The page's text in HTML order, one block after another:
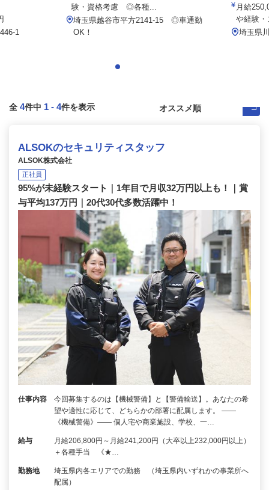
1
験・資格考慮 ◎各種...
埼玉県越谷市平方2141-15 ◎車通勤
OK！
月給
や経験
埼玉県
全 4件中 1 - 4件を表示
ALSOKのセキュリティスタッフ
ALSOK株式会社
正社員
95%が未経験スタート｜1年目で月収32万円以上も！｜賞
与平均137万円｜20代30代多数活躍中！
仕事内容
今回募集するのは【機械警備】と【警備輸送】。あなたの希
望や適性に応じて、どちらかの部署に配属します。 ――
《機械警備》―― 個人宅や商業施設、学校、一…
給与
月給206,800円～月給241,200円（大卒以上232,000円以上）
＋各種手当 《★…
勤務地
埼玉県内各エリアでの勤務 （埼玉県内いずれかの事業所へ
配属）